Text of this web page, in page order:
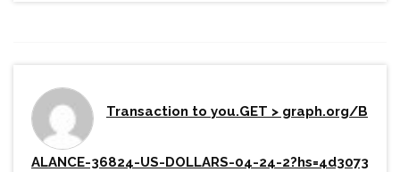
Transaction to you.GET > graph.org/B
ALANCE-36824-US-DOLLARS-04-24-2?hs=4d3073